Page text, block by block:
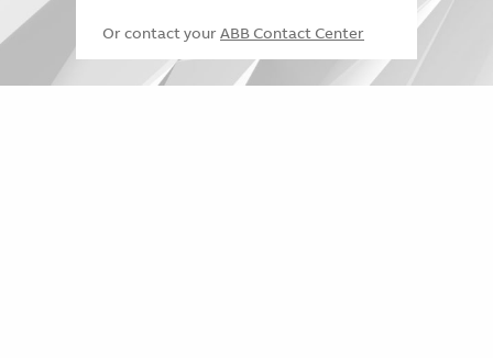
Or contact your ABB Contact Center